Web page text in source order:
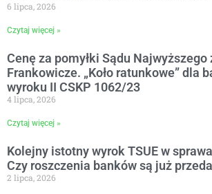
6 lipca, 2026
Czytaj więcej »
Cenę za pomyłki Sądu Najwyższego
Frankowicze. „Koło ratunkowe” dla
wyroku II CSKP 1062/23
4 lipca, 2026
Czytaj więcej »
Kolejny istotny wyrok TSUE w
Czy roszczenia banków są już
2 lipca, 2026